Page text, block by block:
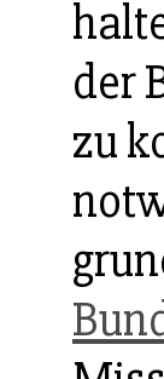
der
zu